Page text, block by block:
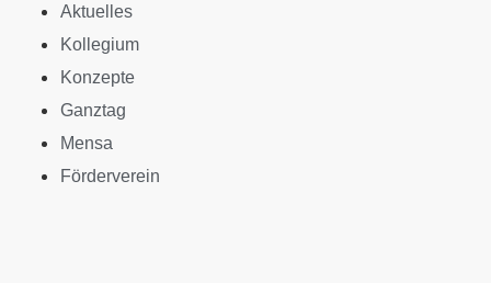
Aktuelles
Kollegium
Konzepte
Ganztag
Mensa
Förderverein